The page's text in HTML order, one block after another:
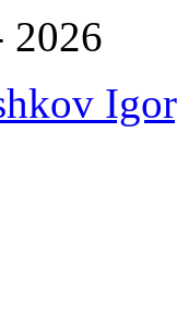
2026
Igor